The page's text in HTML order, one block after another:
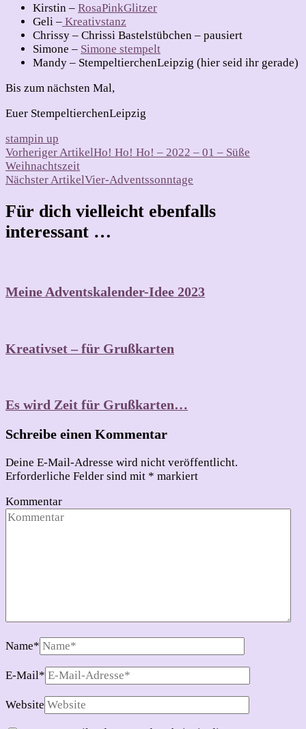
Kirstin – RosaPinkGlitzer
Geli – Kreativstanz
Chrissy – Chrissi Bastelstübchen – pausiert
Simone – Simone stempelt
Mandy – StempeltierchenLeipzig (hier seid ihr gerade)
Bis zum nächsten Mal,
Euer StempeltierchenLeipzig
stampin up
Beitragsnavigation
Vorheriger ArtikelHo! Ho! Ho! – 2022 – 01 – Süße
Weihnachtszeit
Nächster ArtikelVier-Adventssonntage
Für dich vielleicht ebenfalls
interessant …
Meine Adventskalender-Idee 2023
Kreativset – für Grußkarten
Es wird Zeit für Grußkarten…
Schreibe einen Kommentar
Deine E-Mail-Adresse wird nicht veröffentlicht.
Erforderliche Felder sind mit * markiert
Kommentar
Name*
E-Mail*
Website